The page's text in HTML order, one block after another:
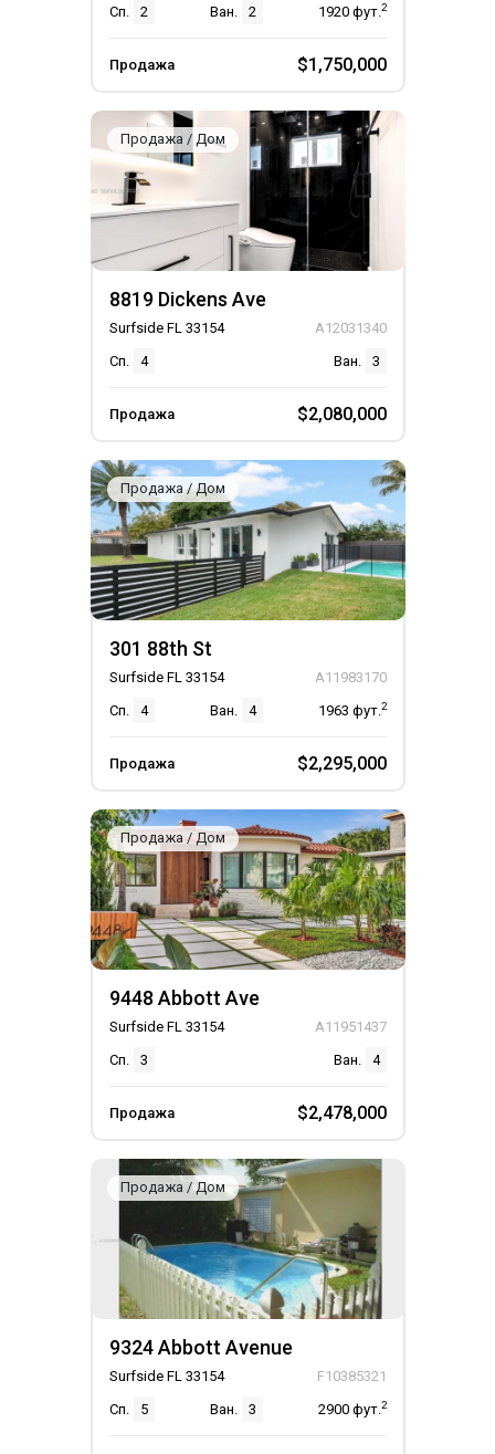
Сп.
2 Ван. 2 1920 фут.2
Продажа $1,750,000
Продажа / Дом
8819 Dickens Ave
Surfside FL 33154
A12031340
Сп.
4 Ван. 3
Продажа $2,080,000
Продажа / Дом
301 88th St
Surfside FL 33154
A11983170
Сп.
4 Ван. 4 1963 фут.2
Продажа $2,295,000
Продажа / Дом
9448 Abbott Ave
Surfside FL 33154
A11951437
Сп.
3 Ван. 4
Продажа $2,478,000
Продажа / Дом
9324 Abbott Avenue
Surfside FL 33154
F10385321
Сп.
5 Ван. 3 2900 фут.2